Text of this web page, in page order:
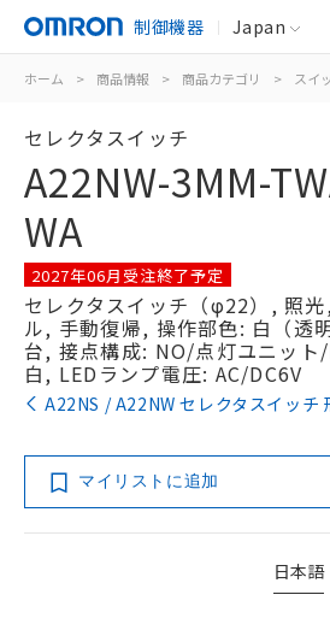
制御機器 Japan
ホーム > 商品情報 > 商品カテゴリ > スイ
セレクタスイッチ
A22NW-3MM-
WA
2027年06月受注終了予定
セレクタスイッチ（φ22）, 照
ル, 手動復帰, 操作部色: 白（透
台, 接点構成: NO/点灯ユニット
白, LEDランプ電圧: AC/DC6V
A22NS / A22NW セレクタスイッチ
マイリストに追加
日本語